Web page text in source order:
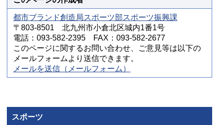
都市ブランド創造局スポーツ部スポーツ振興課
〒803-8501 北九州市小倉北区城内1番1号
電話：093-582-2395 FAX：093-582-2677
このページに関するお問い合わせ、ご意見等は以下の
メールフォームより送信できます。
メールを送信（メールフォーム）
スポーツ